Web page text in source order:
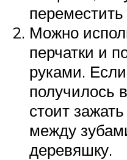
переместить
Можно
перчатки и
руками.
получилось
стоит
между
деревяшку.